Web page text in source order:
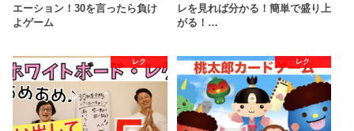
エーション！30を言ったら負け
よゲーム
レを見れば分かる！簡単で盛り上
がる！…
レク レク